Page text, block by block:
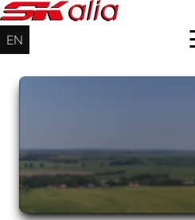
EN
Offshore
Industrieservice
Über